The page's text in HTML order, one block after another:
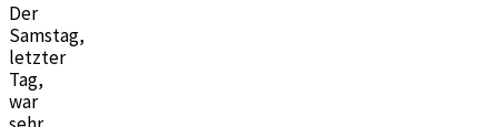
Der
Samstag,
letzter
Tag,
war